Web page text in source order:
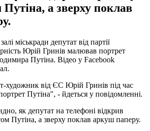
Путіна, а зверху поклав
міськради депутат від партії
Юрій Гринів малював портрет
Путіна. Відео у Facebook
художник від ЄС Юрій Гринів під час
Путіна", - йдеться у повідомленні.
як депутат на телефоні відкрив
Путіна, а зверху поклав аркуш паперу.